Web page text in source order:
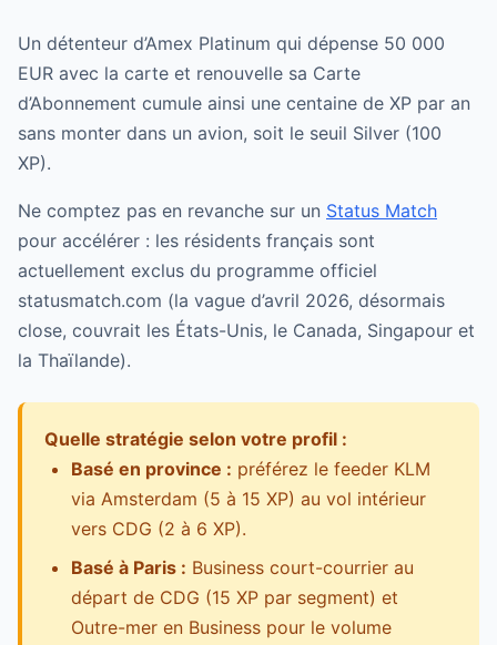
Un détenteur d’Amex Platinum qui dépense 50 000
EUR avec la carte et renouvelle sa Carte
d’Abonnement cumule ainsi une centaine de XP par an
sans monter dans un avion, soit le seuil Silver (100
XP).
Ne comptez pas en revanche sur un Status Match
pour accélérer : les résidents français sont
actuellement exclus du programme officiel
statusmatch.com (la vague d’avril 2026, désormais
close, couvrait les États-Unis, le Canada, Singapour et
la Thaïlande).
Quelle stratégie selon votre profil :
Basé en province : préférez le feeder KLM
via Amsterdam (5 à 15 XP) au vol intérieur
vers CDG (2 à 6 XP).
Basé à Paris : Business court-courrier au
départ de CDG (15 XP par segment) et
Outre-mer en Business pour le volume